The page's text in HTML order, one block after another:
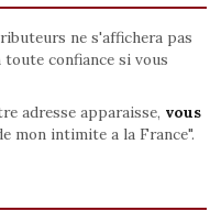
ne s'affichera pas
confiance si vous
adresse apparaisse, vous
mon intimite a la France".